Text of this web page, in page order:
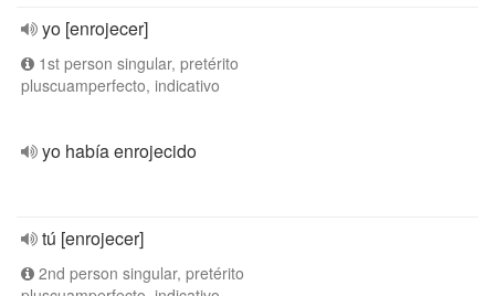
yo [enrojecer]
1st person singular, pretérito
pluscuamperfecto, indicativo
yo había enrojecido
tú [enrojecer]
2nd person singular, pretérito